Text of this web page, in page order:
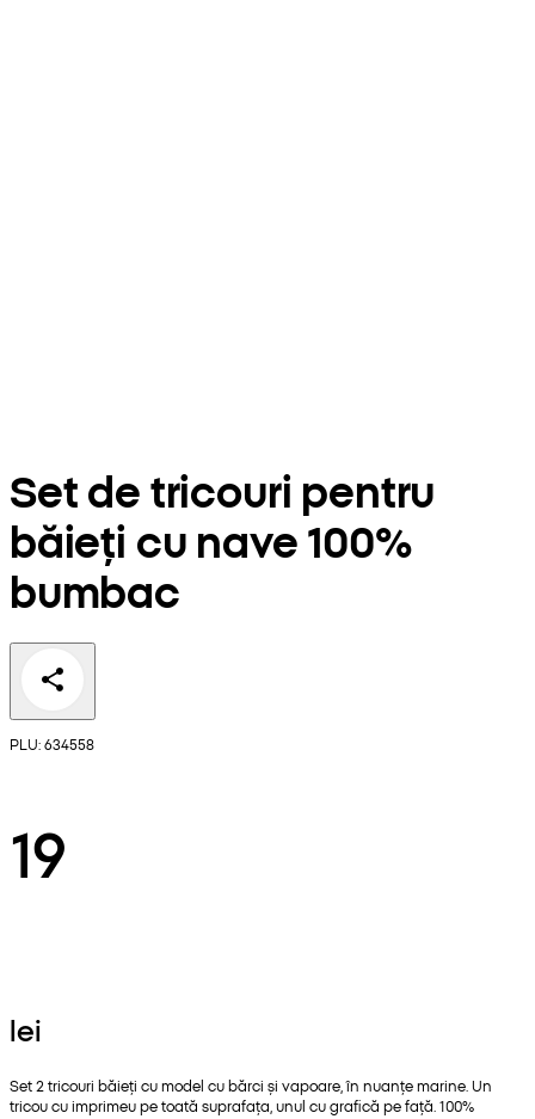
Set de tricouri pentru
băieți cu nave 100%
bumbac
PLU: 634558
19
lei
Set 2 tricouri băieți cu model cu bărci și vapoare, în nuanțe marine. Un
tricou cu imprimeu pe toată suprafața, unul cu grafică pe față. 100%